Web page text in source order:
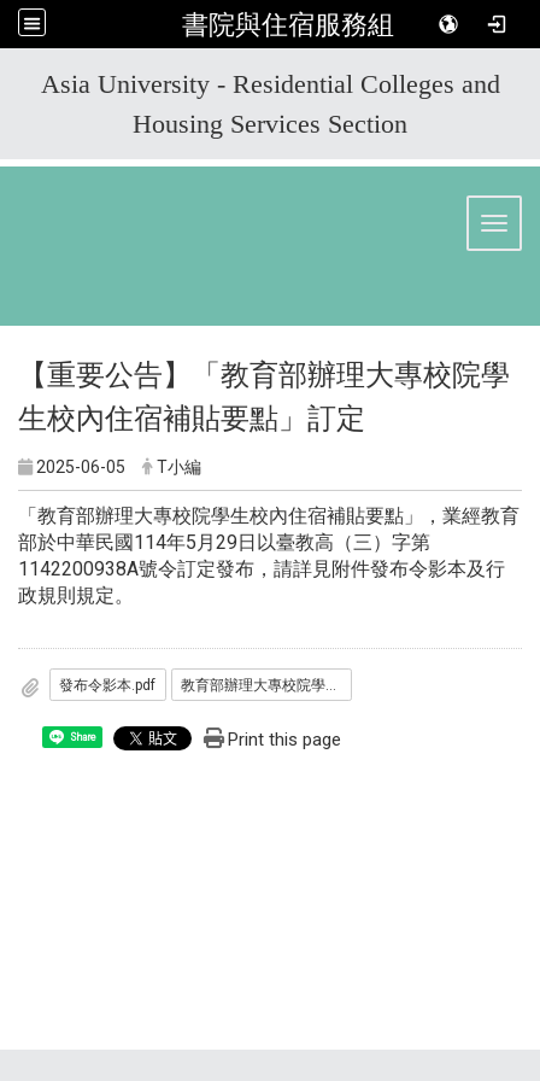
書院與住宿服務組
Asia University - Residential Colleges and
Housing Services Section
【重要公告】「教育部辦理大專校院學
生校內住宿補貼要點」訂定
2025-06-05 T小編
「教育部辦理大專校院學生校內住宿補貼要點」，業經教育
部於中華民國114年5月29日以臺教高（三）字第
1142200938A號令訂定發布，請詳見附件​​​​​發布令影本及行
政規則規定。​
發布令影本.pdf
Share Print this page